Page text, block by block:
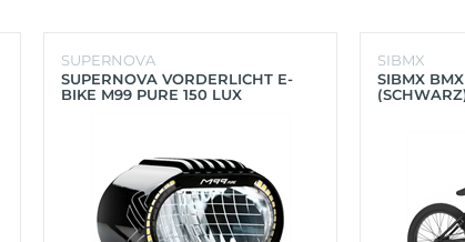
SUPERNOVA
SUPERNOVA VORDERLICHT E-
BIKE M99 PURE 150 LUX
SIBMX
SIBMX